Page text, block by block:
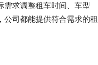
需求调整租车时间、车型
公司都能提供符合需求的租